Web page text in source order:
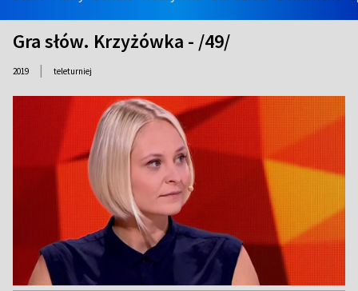
Gra słów. Krzyżówka - /49/
2019 | teleturniej